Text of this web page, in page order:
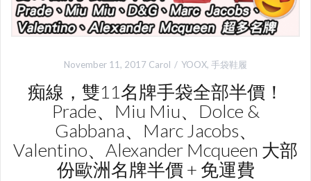
November 11, 2017 Carol YOOX, 手袋鞋履
痴線，雙11名牌手袋全部半價！
Prade、Miu Miu、Dolce &
Gabbana、Marc Jacobs、
Valentino、Alexander Mcqueen 大部
份歐洲名牌半價 + 免運費